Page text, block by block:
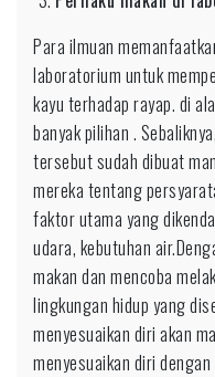
Para ilmuan
laboratorium untuk
kayu terhadap rayap. di
banyak pilihan .
tersebut sudah dibuat
mereka tentang
faktor utama yang
udara, kebutuhan
makan dan mencoba
lingkungan hidup yang
menyesuaikan diri akan
menyesuaikan diri